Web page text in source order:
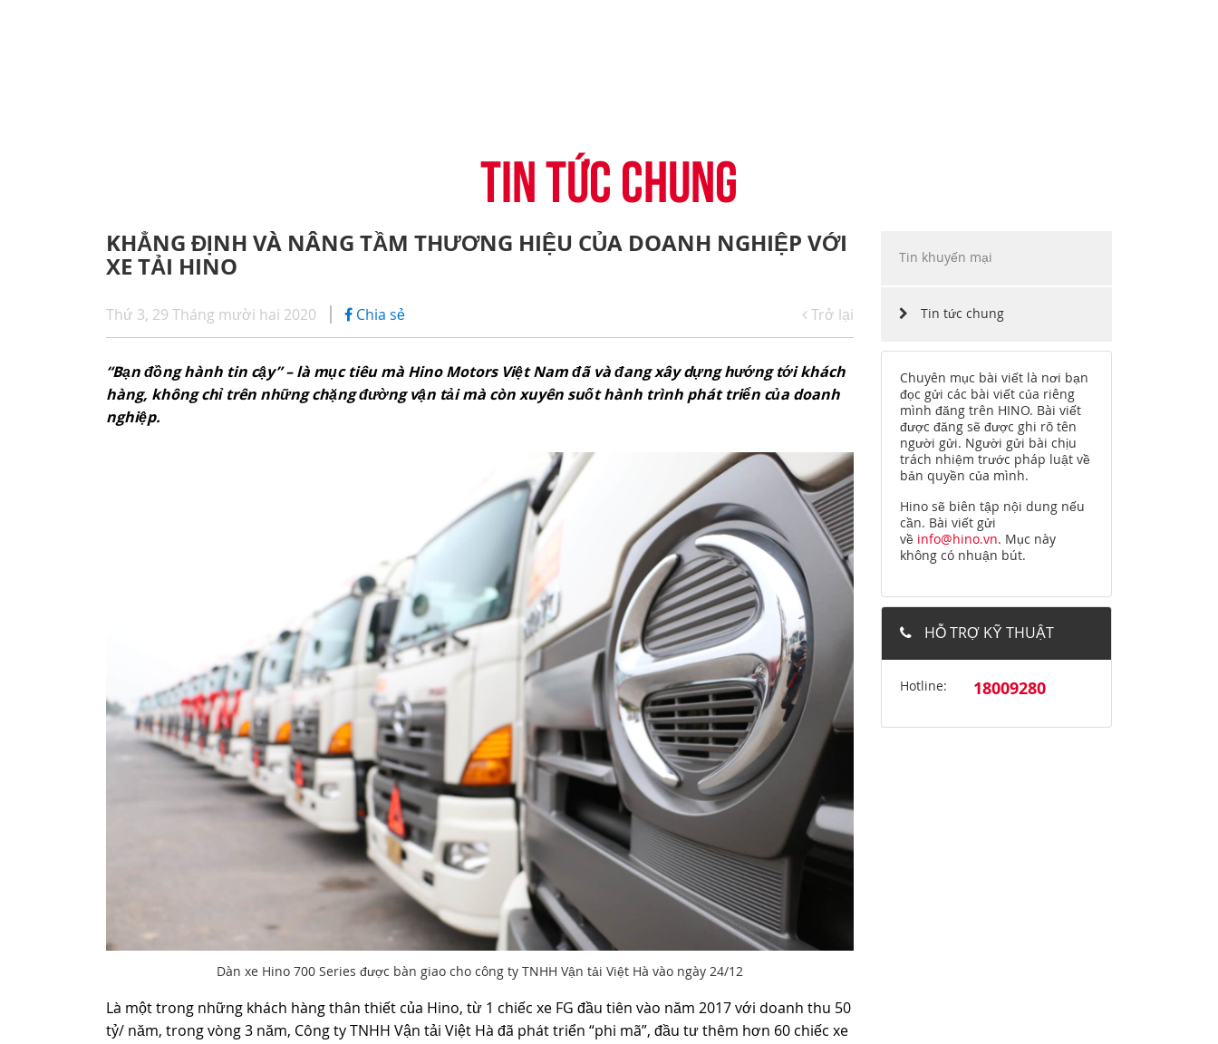
SERIES 700
(KL kéo theo: 39 tấn)
TIN TỨC CHUNG
KHẲNG ĐỊNH VÀ NÂNG TẦM THƯƠNG HIỆU CỦA DOANH NGHIỆP VỚI
XE TẢI HINO
Thứ 3, 29 Tháng mười hai 2020 Chia sẻ Trở lại
“Bạn đồng hành tin cậy” – là mục tiêu mà Hino Motors Việt Nam đã và đang xây dựng hướng tới khách
hàng, không chỉ trên những chặng đường vận tải mà còn xuyên suốt hành trình phát triển của doanh
nghiệp.
Dàn xe Hino 700 Series được bàn giao cho công ty TNHH Vận tải Việt Hà vào ngày 24/12
Là một trong những khách hàng thân thiết của Hino, từ 1 chiếc xe FG đầu tiên vào năm 2017 với doanh thu 50
tỷ/ năm, trong vòng 3 năm, Công ty TNHH Vận tải Việt Hà đã phát triển “phi mã”, đầu tư thêm hơn 60 chiếc xe
Tin khuyến mại
Tin tức chung
Chuyên mục bài viết là nơi bạn
đọc gửi các bài viết của riêng
mình đăng trên HINO. Bài viết
được đăng sẽ được ghi rõ tên
người gửi. Người gửi bài chịu
trách nhiệm trước pháp luật về
bản quyền của mình.
Hino sẽ biên tập nội dung nếu
cần. Bài viết gửi
về info@hino.vn. Mục này
không có nhuận bút.
HỖ TRỢ KỸ THUẬT
Hotline: 18009280